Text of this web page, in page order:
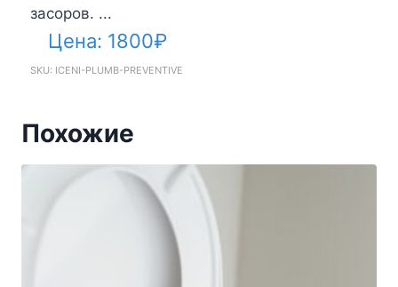
засоров. ...
Цена: 1800₽
SKU: ICENI-PLUMB-PREVENTIVE
Похожие